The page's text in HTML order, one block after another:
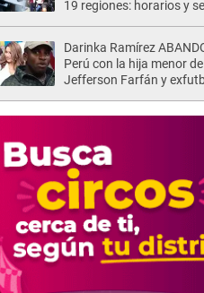
19 regiones: horarios y
Darinka Ramírez
Perú con la hija menor de
Jefferson Farfán y